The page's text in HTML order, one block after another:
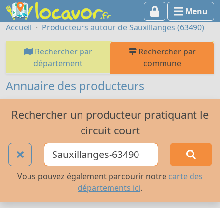
Menu
Accueil
Producteurs autour de Sauxillanges (63490)
Rechercher par
département
Rechercher par
commune
Annuaire des producteurs
Rechercher un producteur pratiquant le
circuit court
Vous pouvez également parcourir notre carte des
départements ici.